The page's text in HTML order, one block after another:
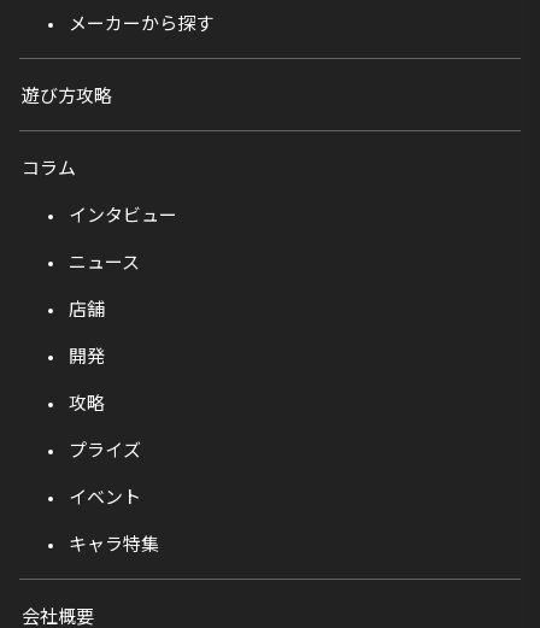
メーカーから探す
遊び方攻略
コラム
インタビュー
ニュース
店舗
開発
攻略
プライズ
イベント
キャラ特集
会社概要